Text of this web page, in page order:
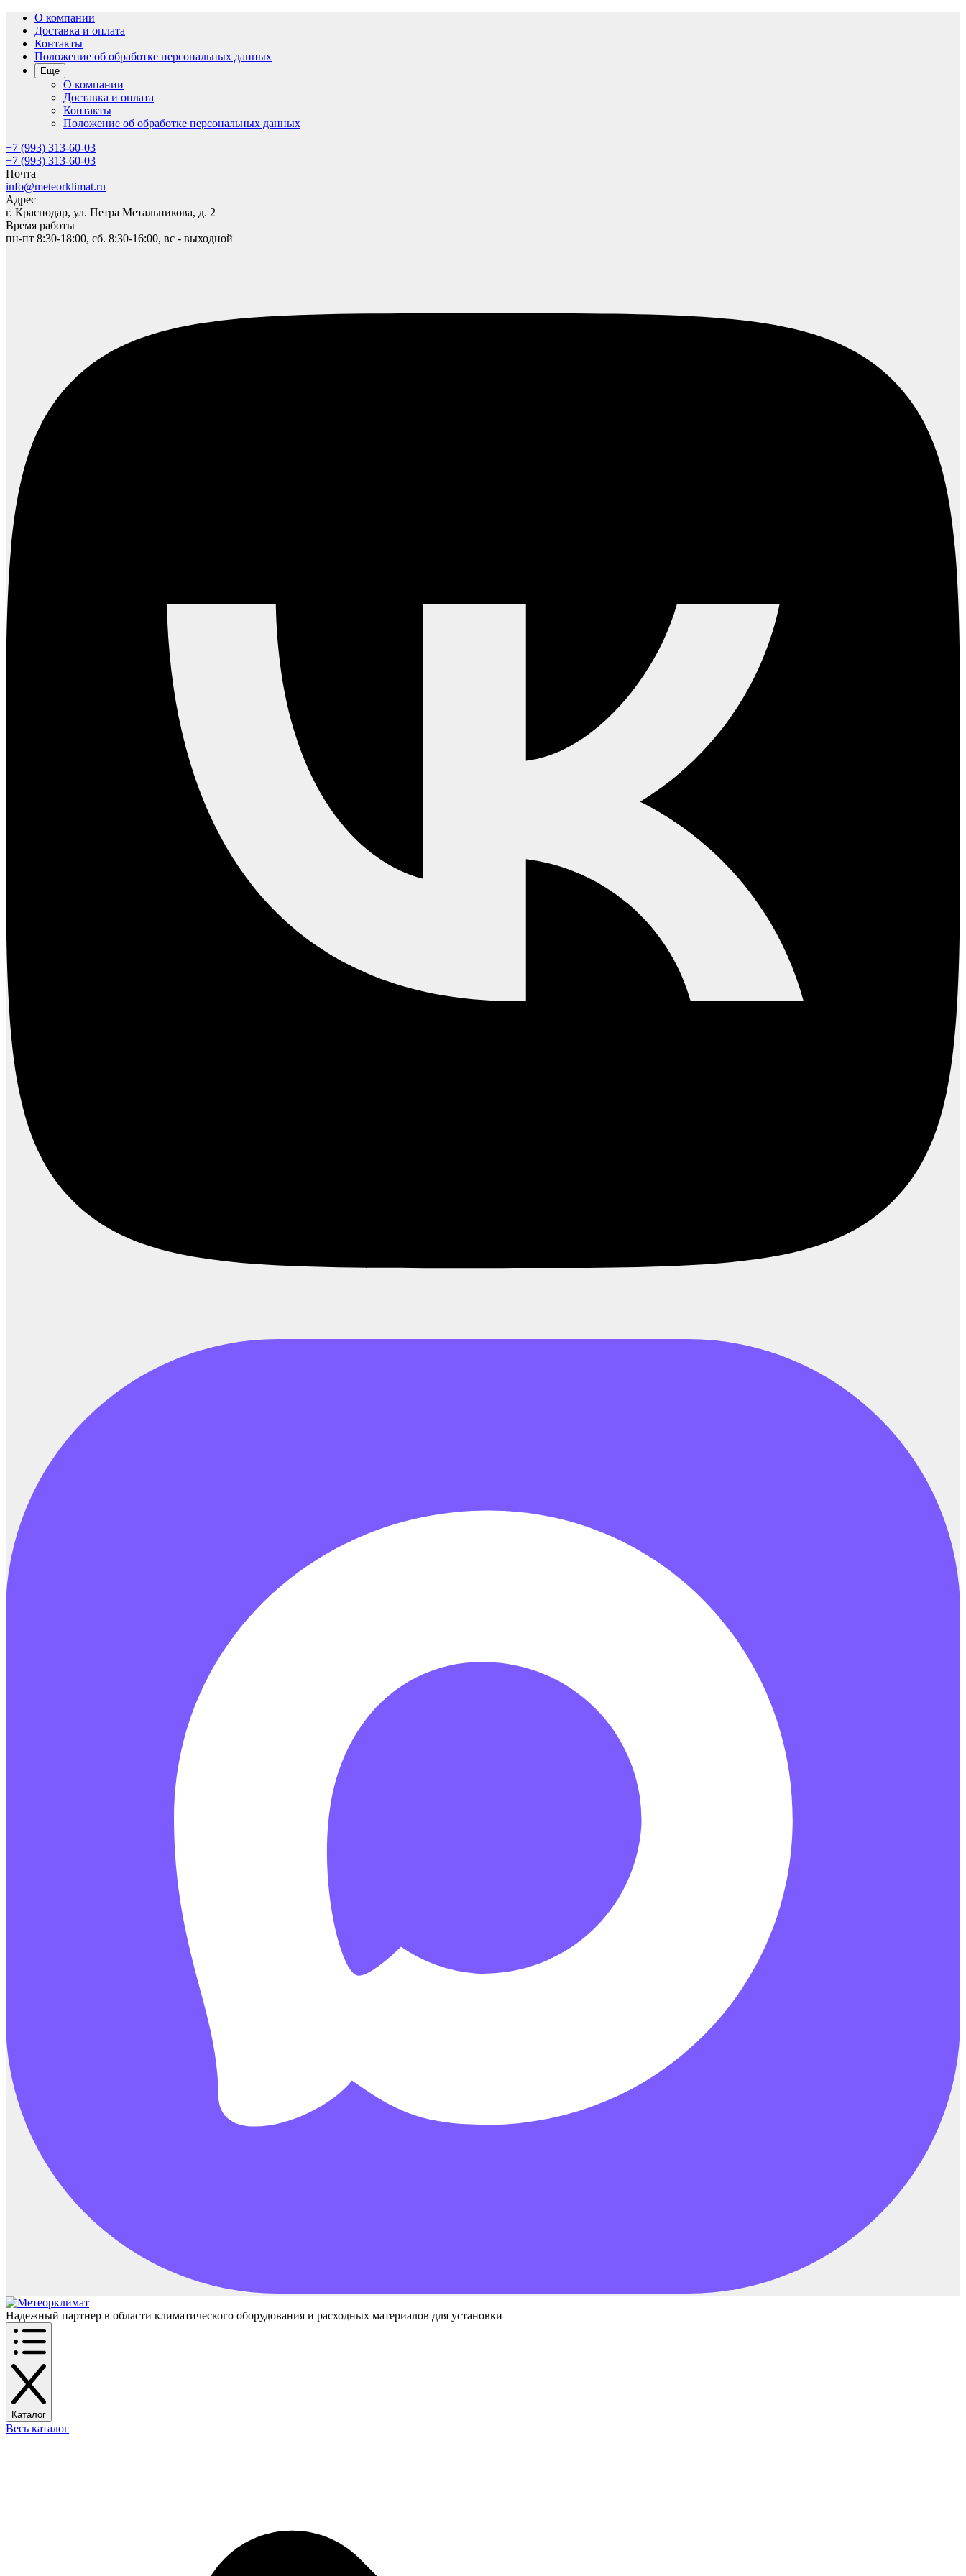
О компании
Доставка и оплата
Контакты
Положение об обработке персональных данных
Еще
О компании
Доставка и оплата
Контакты
Положение об обработке персональных данных
+7 (993) 313-60-03
+7 (993) 313-60-03
Почта
info@meteorklimat.ru
Адрес
г. Краснодар, ул. Петра Метальникова, д. 2
Время работы
пн-пт 8:30-18:00, сб. 8:30-16:00, вс - выходной
Надежный партнер в области климатического оборудования и расходных материалов для установки
Каталог
Весь каталог